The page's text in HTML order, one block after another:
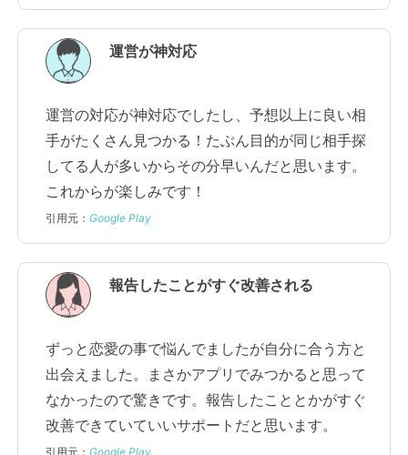
運営が神対応
運営の対応が神対応でしたし、予想以上に良い相
手がたくさん見つかる！たぶん目的が同じ相手探
してる人が多いからその分早いんだと思います。
これからが楽しみです！
引用元： Google Play
報告したことがすぐ改善される
ずっと恋愛の事で悩んでましたが自分に合う方と
出会えました。まさかアプリでみつかると思って
なかったので驚きです。報告したこととかがすぐ
改善できていていいサポートだと思います。
引用元： Google Play